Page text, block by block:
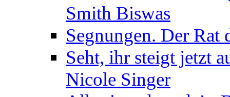
Smith Biswas
Segnungen. Der
Seht, ihr steigt jetzt
Nicole Singer